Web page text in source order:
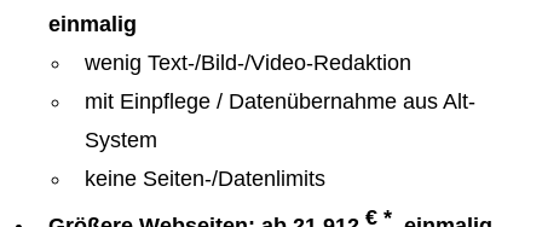
einmalig
wenig Text-/Bild-/Video-Redaktion
mit Einpflege / Datenübernahme aus Alt-
System
keine Seiten-/Datenlimits
€ *